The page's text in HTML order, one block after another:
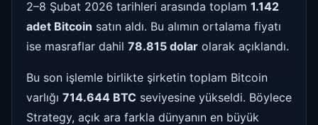
2–8 Şubat 2026 tarihleri arasında toplam 1.142
adet Bitcoin satın aldı. Bu alımın ortalama fiyatı
ise masraflar dahil 78.815 dolar olarak açıklandı.
Bu son işlemle birlikte şirketin toplam Bitcoin
varlığı 714.644 BTC seviyesine yükseldi. Böylece
Strategy, açık ara farkla dünyanın en büyük